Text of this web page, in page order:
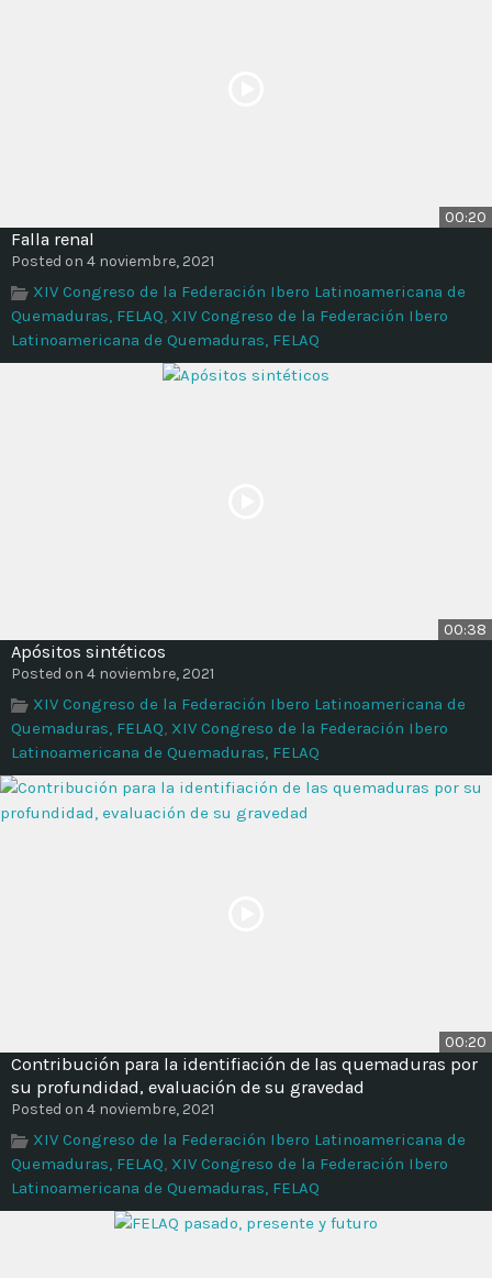
00:20
Falla renal
Posted on 4 noviembre, 2021
XIV Congreso de la Federación Ibero Latinoamericana de
Quemaduras, FELAQ, XIV Congreso de la Federación Ibero
Latinoamericana de Quemaduras, FELAQ
00:38
Apósitos sintéticos
Posted on 4 noviembre, 2021
XIV Congreso de la Federación Ibero Latinoamericana de
Quemaduras, FELAQ, XIV Congreso de la Federación Ibero
Latinoamericana de Quemaduras, FELAQ
00:20
Contribución para la identifiación de las quemaduras por
su profundidad, evaluación de su gravedad
Posted on 4 noviembre, 2021
XIV Congreso de la Federación Ibero Latinoamericana de
Quemaduras, FELAQ, XIV Congreso de la Federación Ibero
Latinoamericana de Quemaduras, FELAQ